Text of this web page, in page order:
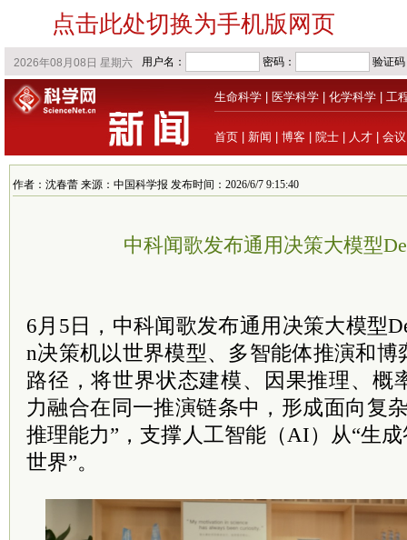
点击此处切换为手机版网页
生命科学 医学科学 化学科学 工
首页 新闻 博客 院士 人才 会议
作者：沈春蕾 来源：中国科学报 发布时间：2026/6/7 9:15:40
中科闻歌发布通用决策大模型
6月5日，中科闻歌发布通用决策大模型
n决策机以世界模型、多智能体推演和
路径，将世界状态建模、因果推理、概
力融合在同一推演链条中，形成面向复
推理能力”，支撑人工智能（AI）从“生
世界”。